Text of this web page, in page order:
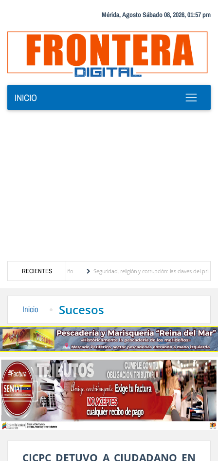
Mérida, Agosto Sábado 08, 2026, 01:57 pm
INICIO
RECIENTES
turístico merideño
Seguridad, religión y corrupción: las claves del primer
Inicio Sucesos
CICPC DETUVO A CIUDADANO EN